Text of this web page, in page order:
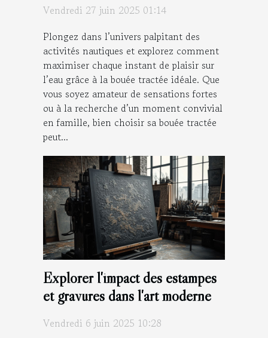
Vendredi 27 juin 2025 01:14
Plongez dans l’univers palpitant des
activités nautiques et explorez comment
maximiser chaque instant de plaisir sur
l’eau grâce à la bouée tractée idéale. Que
vous soyez amateur de sensations fortes
ou à la recherche d’un moment convivial
en famille, bien choisir sa bouée tractée
peut...
Explorer l'impact des estampes
et gravures dans l'art moderne
Vendredi 6 juin 2025 10:28